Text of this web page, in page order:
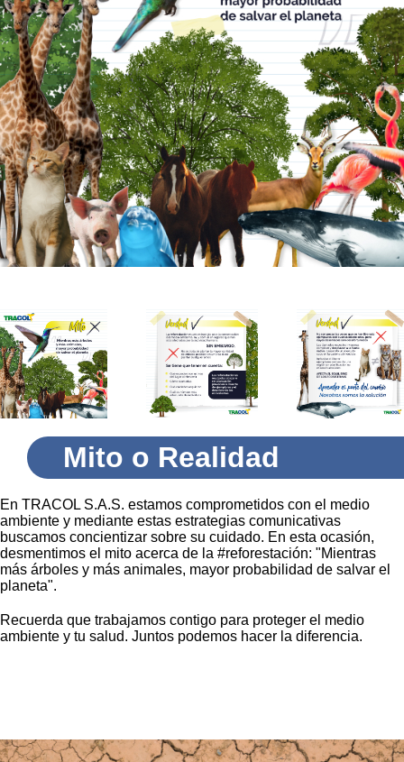
Mito o Realidad
En TRACOL S.A.S. estamos comprometidos con el medio
ambiente y mediante estas estrategias comunicativas
buscamos concientizar sobre su cuidado. En esta ocasión,
desmentimos el mito acerca de la #reforestación: "Mientras
más árboles y más animales, mayor probabilidad de salvar el
planeta".
Recuerda que trabajamos contigo para proteger el medio
ambiente y tu salud. Juntos podemos hacer la diferencia.